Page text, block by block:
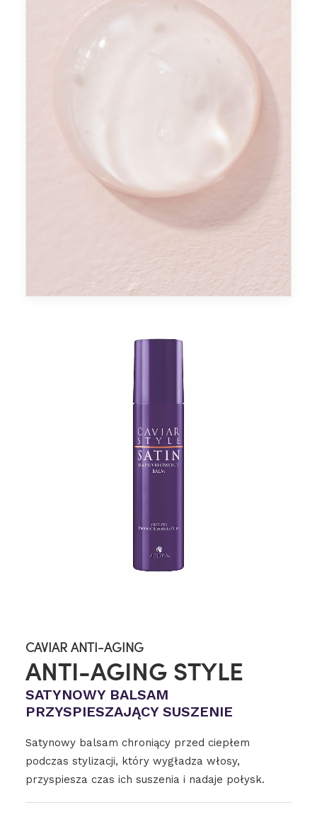
CAVIAR ANTI-AGING
ANTI-AGING STYLE
SATYNOWY BALSAM
PRZYSPIESZAJĄCY SUSZENIE
Satynowy balsam chroniący przed ciepłem
podczas stylizacji, który wygładza włosy,
przyspiesza czas ich suszenia i nadaje połysk.